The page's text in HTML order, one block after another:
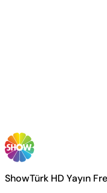
ShowTürk HD Yayın